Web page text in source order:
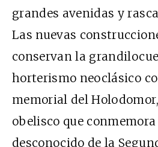
grandes avenidas y
Las nuevas
conservan la
horterismo neoclásico
memorial del
obelisco que
desconocido de la